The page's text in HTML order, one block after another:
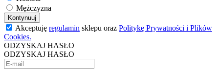
Mężczyzna
Kontynuuj
Akceptuję regulamin sklepu oraz Politykę Prywatności i Plików
Cookies.
ODZYSKAJ HASŁO
ODZYSKAJ HASŁO